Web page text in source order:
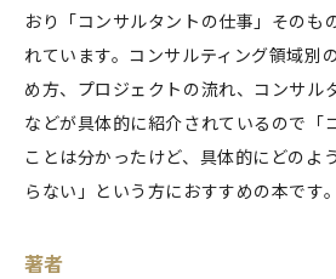
おり「コンサルタントの仕事」そのも
れています。コンサルティング領域別
め方、プロジェクトの流れ、コンサル
などが具体的に紹介されているので「
ことは分かったけど、具体的にどのよ
らない」という方におすすめの本です。
著者